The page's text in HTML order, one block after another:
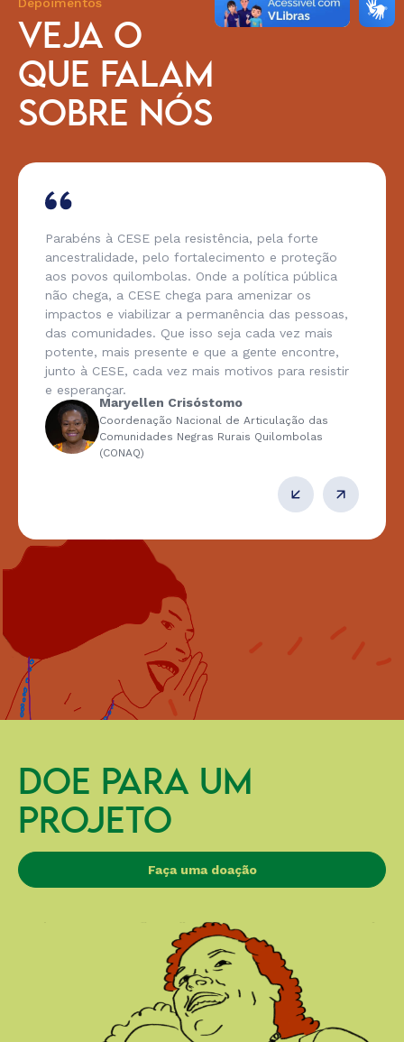
VEJA O
QUE FALAM
SOBRE NÓS
Parabéns à CESE pela resistência, pela forte
ancestralidade, pelo fortalecimento e proteção
aos povos quilombolas. Onde a política pública
não chega, a CESE chega para amenizar os
impactos e viabilizar a permanência das pessoas,
das comunidades. Que isso seja cada vez mais
potente, mais presente e que a gente encontre,
junto à CESE, cada vez mais motivos para resistir
e esperançar.
Maryellen Crisóstomo
Coordenação Nacional de Articulação das
Comunidades Negras Rurais Quilombolas
(CONAQ)
DOE PARA UM
PROJETO
Faça uma doação